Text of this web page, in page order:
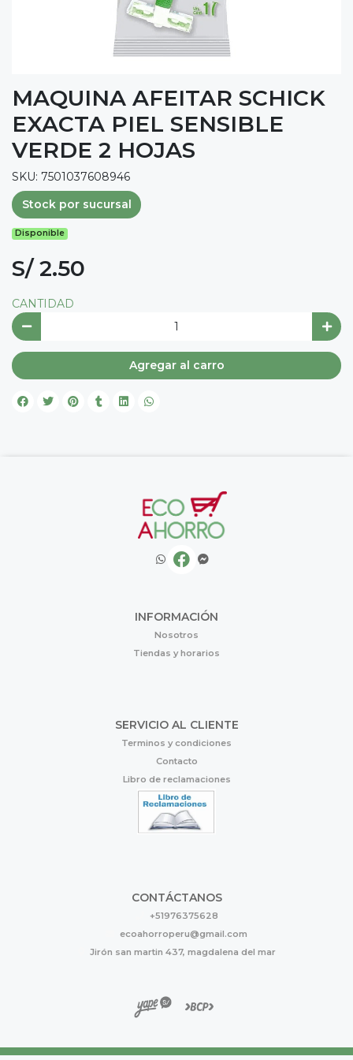
MAQUINA AFEITAR SCHICK
EXACTA PIEL SENSIBLE
VERDE 2 HOJAS
SKU: 7501037608946
Stock por sucursal
Disponible
S/ 2.50
CANTIDAD
Agregar al carro
INFORMACIÓN
Nosotros
Tiendas y horarios
SERVICIO AL CLIENTE
Terminos y condiciones
Contacto
Libro de reclamaciones
CONTÁCTANOS
+51976375628
ecoahorroperu@gmail.com
Jirón san martin 437, magdalena del mar